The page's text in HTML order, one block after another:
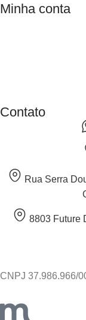
Minha conta
Contato
Rua Serra
8803 Future
CNPJ 37.986.966/